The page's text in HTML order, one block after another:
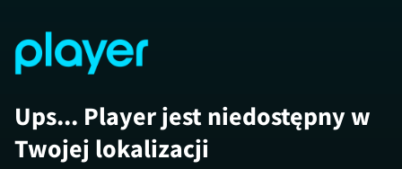
Ups... Player jest niedostępny w
Twojej lokalizacji